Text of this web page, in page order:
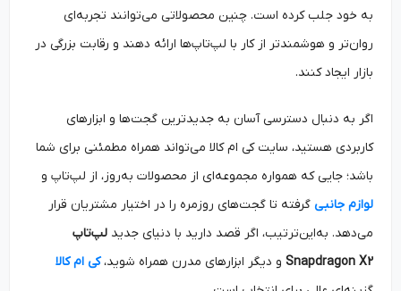
به خود جلب کرده است. چنین محصولاتی می‌توانند تجربه‌ای
روان‌تر و هوشمندتر از کار با لپ‌تاپ‌ها ارائه دهند و رقابت بزرگی در
بازار ایجاد کنند.
اگر به دنبال دسترسی آسان به جدیدترین گجت‌ها و ابزارهای
کاربردی هستید، سایت کی ام کالا می‌تواند همراه مطمئنی برای شما
باشد؛ جایی که همواره مجموعه‌ای از محصولات به‌روز، از لپ‌تاپ و
لوازم جانبیگرفته تا گجت‌های روزمره را در اختیار مشتریان قرار
می‌دهد. به‌این‌ترتیب، اگر قصد دارید با دنیای جدیدلپ‌تاپ
Snapdragon X2 و دیگر ابزارهای مدرن همراه شوید،کی ام کالا